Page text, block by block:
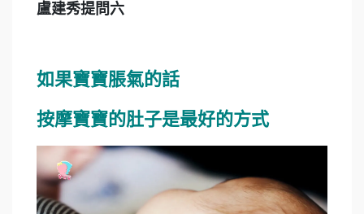
盧建秀提問六
如果寶寶脹氣的話
按摩寶寶的肚子是最好的方式